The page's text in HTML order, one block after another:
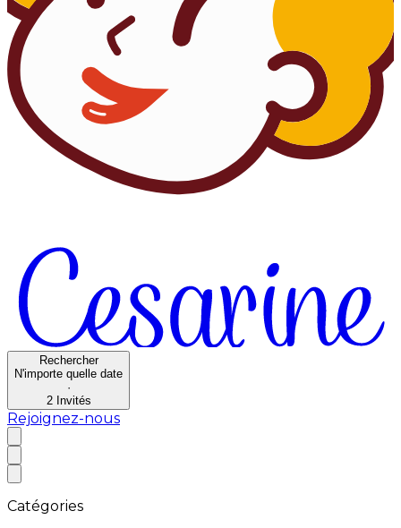
Rechercher
N'importe quelle date
·
2 Invités
Rejoignez-nous
Catégories